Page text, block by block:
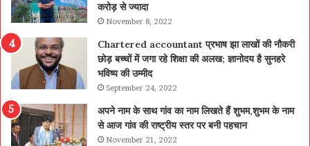
करोड़ से ज्यादा
November 8, 2022
Chartered accountant प्रभाष झा लाखों की नौकरी
छोड़ बच्चों में जगा रहे शिक्षा की अलख; ज्ञानोदय है सुनहरे
भविष्य की उम्मीद
September 24, 2022
अपने नाम के साथ गांव का नाम लिखते हैं शुभम,शुभम के नाम
से आज गांव की राष्ट्रीय स्तर पर बनी पहचान
November 21, 2022